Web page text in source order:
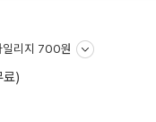
일리지 700원
료)